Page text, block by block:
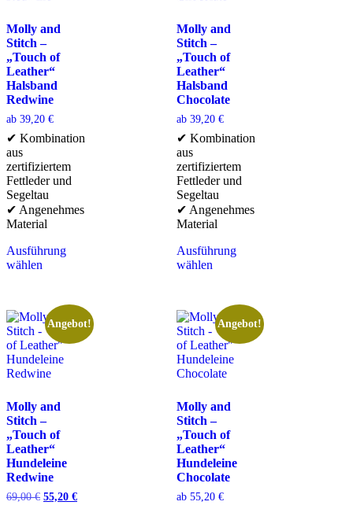
Molly and
Stitch –
„Touch of
Leather“
Halsband
Redwine
ab 39,20 €
✔ Kombination
aus
zertifiziertem
Fettleder und
Segeltau
✔ Angenehmes
Material
Ausführung
wählen
Molly and
Stitch –
„Touch of
Leather“
Halsband
Chocolate
ab 39,20 €
✔ Kombination
aus
zertifiziertem
Fettleder und
Segeltau
✔ Angenehmes
Material
Ausführung
wählen
Angebot!
Molly and
Stitch –
„Touch of
Leather“
Hundeleine
Redwine
69,00€ 55,20 €
Angebot!
Molly and
Stitch –
„Touch of
Leather“
Hundeleine
Chocolate
ab 55,20 €